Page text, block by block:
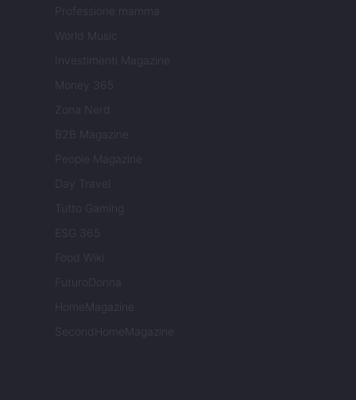
Professione mamma
World Music
Investimenti Magazine
Money 365
Zona Nerd
B2B Magazine
People Magazine
Day Travel
Tutto Gaming
ESG 365
Food Wiki
FuturoDonna
HomeMagazine
SecondHomeMagazine